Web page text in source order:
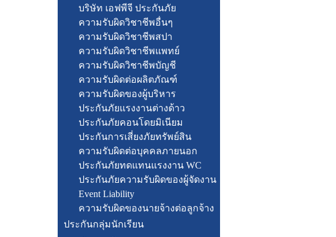
บริษัท เอฟพีจี ประกันภัย
ความรับผิดวิชาชีพอื่นๆ
ความรับผิดวิชาชีพสปา
ความรับผิดวิชาชีพแพทย์
ความรับผิดวิชาชีพบัญชี
ความรับผิดต่อผลิตภัณฑ์
ความรับผิดของผู้บริหาร
ประกันภัยแรงงานต่างด้าว
ประกันภัยคอนโดยมิเนียม
ประกันการเสี่ยงภัยทรัพย์สิน
ความรับผิดต่อบุคคลภายนอก
ประกันภัยทดแทนแรงงาน WC
ประกันภัยความรับผิดของผู้จัดงาน
Event Liability
ความรับผิดของนายจ้างต่อลูกจ้าง
ประกันกลุ่มนักเรียน